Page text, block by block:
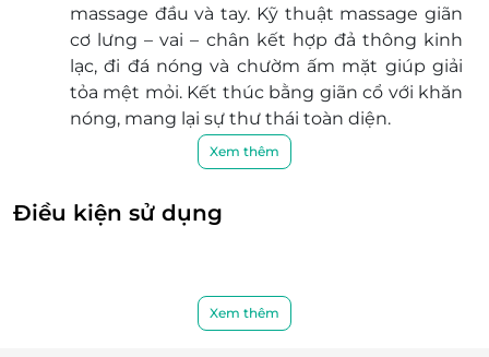
massage đầu và tay. Kỹ thuật massage giãn
cơ lưng – vai – chân kết hợp đả thông kinh
lạc, đi đá nóng và chườm ấm mặt giúp giải
tỏa mệt mỏi. Kết thúc bằng giãn cổ với khăn
nóng, mang lại sự thư thái toàn diện.
Ngày áp dụng: Thứ 2 - Chủ nhật. Không áp
dụng cho các ngày Lễ, Tết
Giờ áp dụng: 9:00 - 21h00
Khách hàng sử dụng: Nữ/Nam
lần trải nghiệm dịch vụ.
Lưu ý: Ưu đãi có hiệu lực khi quý khách liên
Xem thêm
Điều kiện sử dụng
Xem thêm